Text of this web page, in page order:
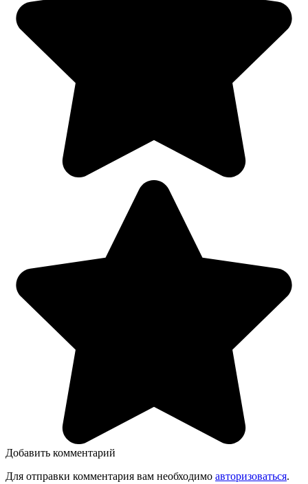
Добавить комментарий
Для отправки комментария вам необходимо авторизоваться.